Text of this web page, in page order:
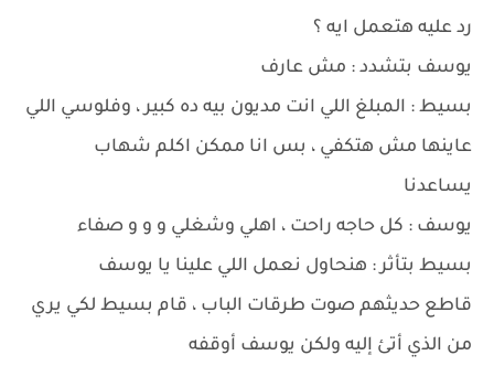
رد عليه هتعمل ايه ؟
يوسف بتشدد : مش عارف
بسيط : المبلغ اللي انت مديون بيه ده كبير ، وفلوسي اللي
عاينها مش هتكفي ، بس انا ممكن اكلم شهاب
يساعدنا
يوسف : كل حاجه راحت ، اهلي وشغلي و و و صفاء
بسيط بتأثر : هنحاول نعمل اللي علينا يا يوسف
قاطع حديثهم صوت طرقات الباب ، قام بسيط لكي يري
من الذي أتئ إليه ولكن يوسف أوقفه